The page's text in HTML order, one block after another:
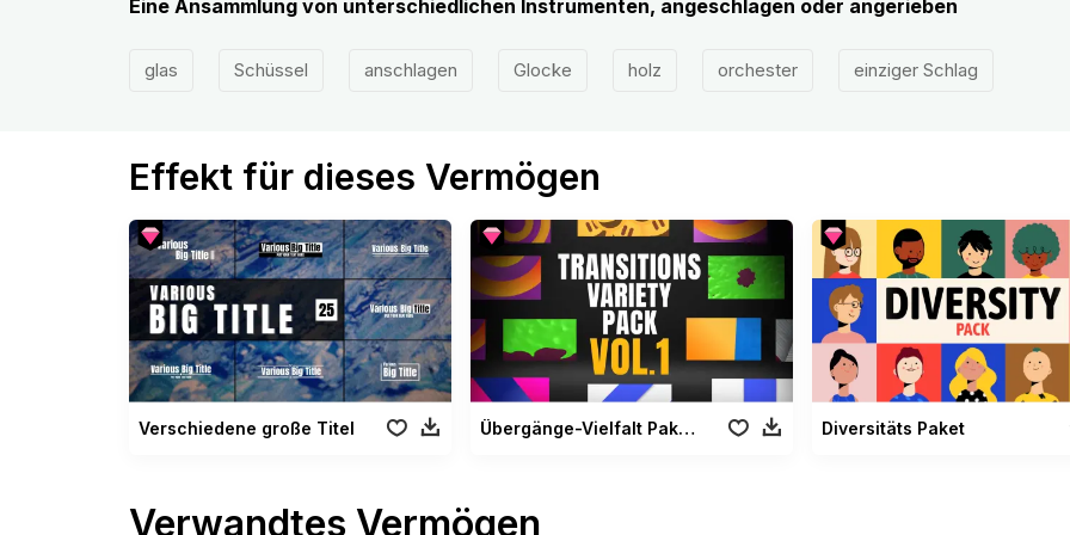
Eine Ansammlung von unterschiedlichen Instrumenten, angeschlagen oder angerieben
glas Schüssel anschlagen Glocke holz orchester einziger Schlag
Effekt für dieses Vermögen
Verschiedene große Titel Übergänge-Vielfalt Paket Vol. 1 Diversitäts Paket
Verwandtes Vermögen